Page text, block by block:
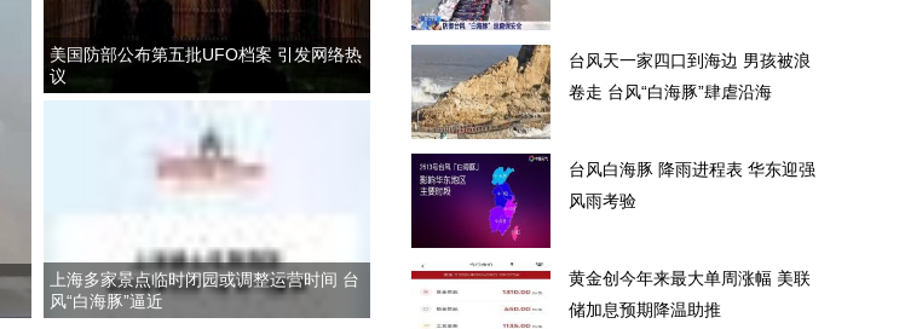
台风天一家四口到海边 男孩被浪卷走 台风“白海豚”肆虐沿海
美国防部公布第五批UFO档案 引发网络热
议
上海多家景点临时闭园或调整运营时间 台
风“白海豚”逼近
台风天一家四口到海边 男孩被浪
卷走 台风“白海豚”肆虐沿海
台风白海豚 降雨进程表 华东迎强
风雨考验
黄金创今年来最大单周涨幅 美联
储加息预期降温助推